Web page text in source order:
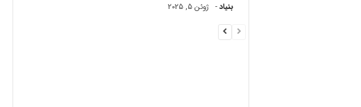
بنیاد - ژوئن 5, 2025